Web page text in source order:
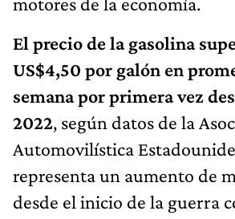
El precio de la gasolina
US$4,50 por galón en
semana por primera vez
2022, según datos de la
Automovilística
representa un aumento de
desde el inicio de la guerra